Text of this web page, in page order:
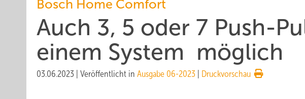
Bosch Home Comfort
Auch 3, 5 oder 7 Push-
einem System möglich
03.06.2023 Veröffentlicht in Ausgabe 06-2023 Druckvorschau